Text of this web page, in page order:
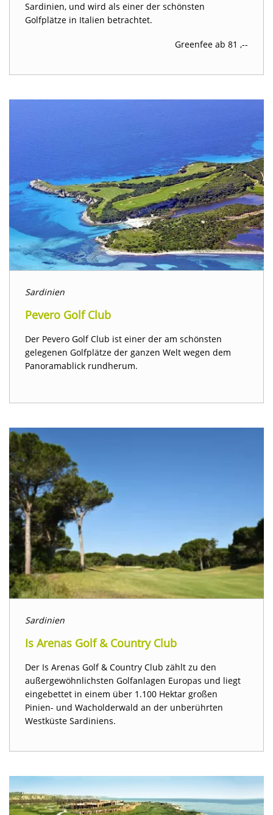
Sardinien, und wird als einer der schönsten
Golfplätze in Italien betrachtet.
Greenfee ab 81 ,--
Sardinien
Pevero Golf Club
Der Pevero Golf Club ist einer der am schönsten
gelegenen Golfplätze der ganzen Welt wegen dem
Panoramablick rundherum.
Sardinien
Is Arenas Golf & Country Club
Der Is Arenas Golf & Country Club zählt zu den
außergewöhnlichsten Golfanlagen Europas und liegt
eingebettet in einem über 1.100 Hektar großen
Pinien- und Wacholderwald an der unberührten
Westküste Sardiniens.